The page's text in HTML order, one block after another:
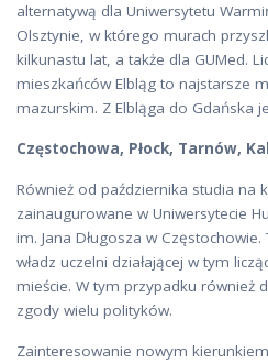
alternatywą dla Uniwersytetu
Olsztynie, w którego murach
kilkunastu lat, a także dla GUMed.
mieszkańców Elbląg to najstarsze
mazurskim. Z Elbląga do Gdańska
Częstochowa, Płock, Tarnów,
Również od października studia na
zainaugurowane w Uniwersytecie
im. Jana Długosza w
władz uczelni działającej w tym
mieście. W tym przypadku również
zgody wielu polityków.
Zainteresowanie nowym